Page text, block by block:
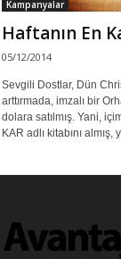
Kampanyalar
Haftanın En
05/12/2014
Sevgili Dostlar, Dün
arttırmada, imzalı bir
dolara satılmış. Yani,
KAR adlı kitabını almış,